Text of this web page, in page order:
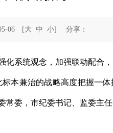
06 [大 中 小] 分享：
系统观念，加强联动配合
本兼治的战略高度把握一
委，市纪委书记、监委主